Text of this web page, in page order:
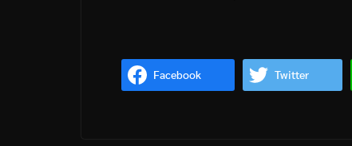
Facebook Twitter